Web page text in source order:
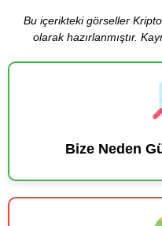
Bu içerikteki görseller
olarak hazırlanmıştır.
Bize Neden